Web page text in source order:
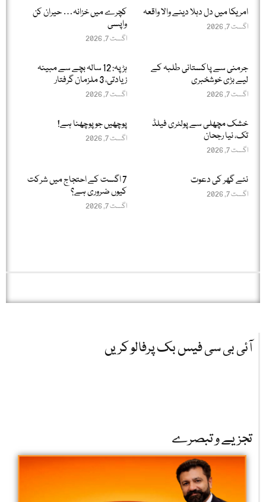
امریکا میں دل دہلا دینے والا واقعہ
اگست 7, 2026
کچرے میں خزانہ… حیران کن
واپسی
اگست 7, 2026
جرمنی سے پاکستانی طلبہ کے
لیے بڑی خوشخبری
اگست 7, 2026
ہڑپہ: 12 سالہ بچے سے مبینہ
زیادتی، 3 ملزمان گرفتار
اگست 7, 2026
خشک مچھلی سے پولٹری فیلڈ
تک، نیا رجحان
اگست 7, 2026
پوچھیں جو پوچھنا ہے!
اگست 7, 2026
نئے گھر کی دعوت
اگست 7, 2026
7 اگست کے احتجاج میں شرکت
کیوں ضروری ہے؟
اگست 7, 2026
آئی بی سی فیس بک پرفالو کریں
تجزیے و تبصرے